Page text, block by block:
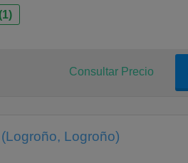
Consultar Precio
Logroño)